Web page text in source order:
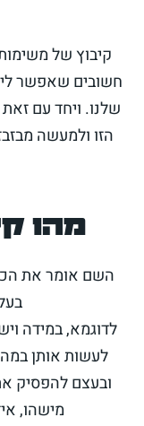
קיבוץ של
חשובים שאפשר
שלנו. ויחד עם
הזו ולמעשה
מהו
השם אומר את
לדוגמא, במידה
לעשות אותן
ובעצם להפסיק
מישהו,